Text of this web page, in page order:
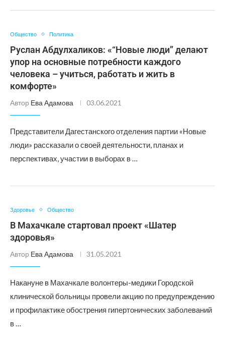
Общество Политика
Руслан Абдулхаликов: «“Новые люди” делают
упор на основные потребности каждого
человека – учиться, работать и жить в
комфорте»
Автор Ева Адамова 03.06.2021
Представители Дагестанского отделения партии «Новые
люди» рассказали о своей деятельности, планах и
перспективах, участии в выборах в …
Здоровье Общество
В Махачкале стартовал проект «Шатер
здоровья»
Автор Ева Адамова 31.05.2021
Накануне в Махачкале волонтеры-медики Городской
клинической больницы провели акцию по предупреждению
и профилактике обострения гипертонических заболеваний
в …